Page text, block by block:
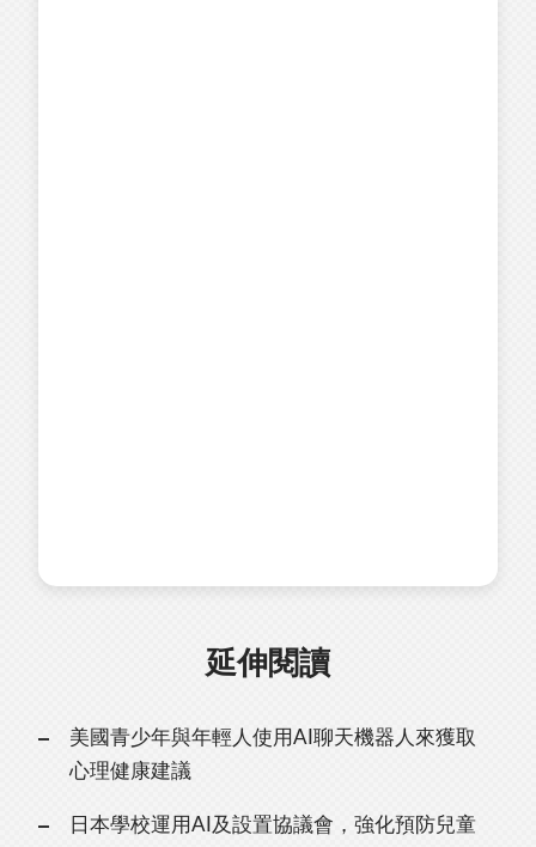
延伸閱讀
美國青少年與年輕人使用AI聊天機器人來獲取
心理健康建議
日本學校運用AI及設置協議會，強化預防兒童